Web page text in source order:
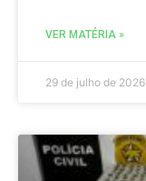
VER MATÉRIA »
29 de julho de 2026